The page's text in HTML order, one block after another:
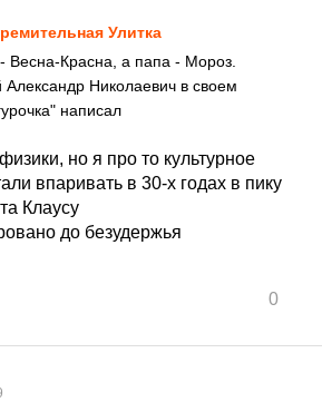
Улитка
Весна-Красна, а папа - Мороз.
Николаевич в своем
написал
но я про то культурное
впаривать в 30-х годах в пику
Клаусу
до безудержья
0